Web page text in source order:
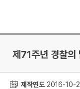
제71주년 경찰의
제작연도 2016-10-